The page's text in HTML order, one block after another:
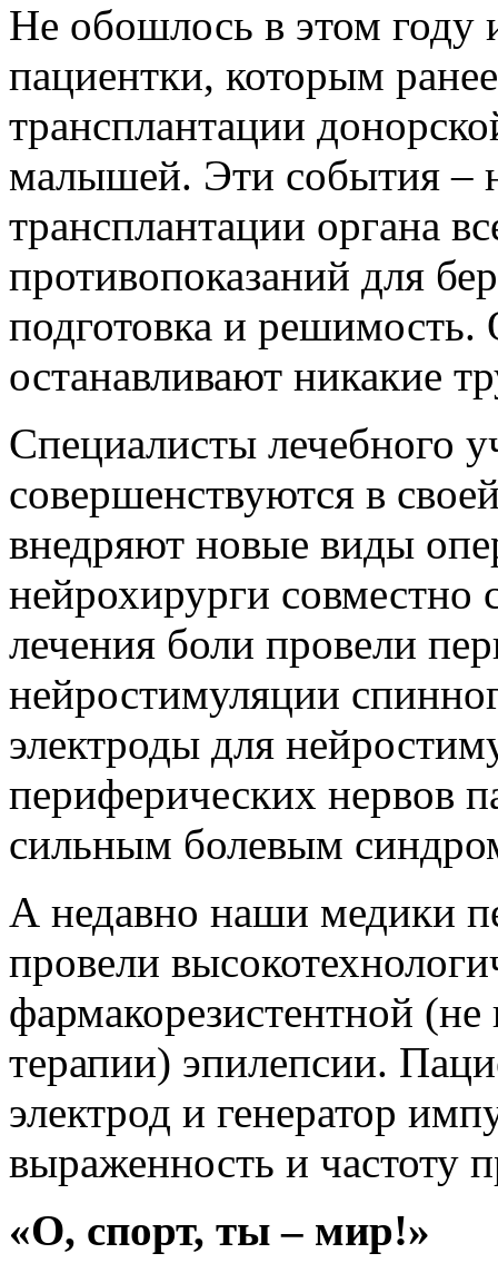
Не обошлось в этом году
пациентки, которым
трансплантации
малышей. Эти события –
трансплантации органа
противопоказаний для
подготовка и
останавливают никакие
Специалисты лечебного
совершенствуются в
внедряют новые виды
нейрохирурги совместно
лечения боли провели
нейростимуляции
электроды для
периферических нервов
сильным болевым
А недавно наши медики
провели
фармакорезистентной
терапии) эпилепсии.
электрод и генератор
выраженность и частоту
«О, спорт, ты – мир!»